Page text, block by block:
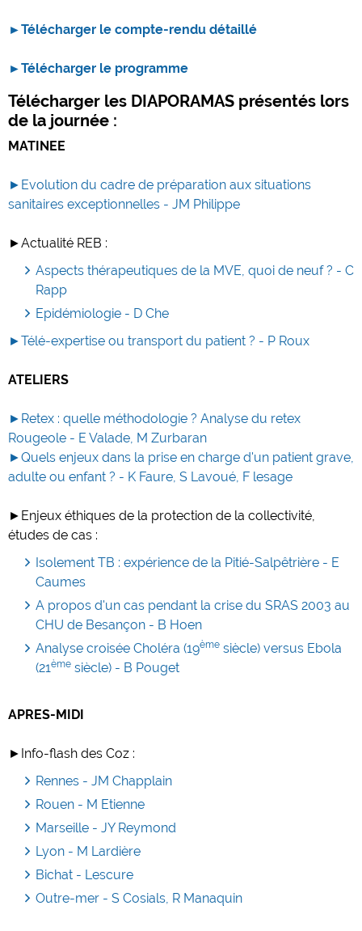
►Télécharger le compte-rendu détaillé
►Télécharger le programme
Télécharger les DIAPORAMAS présentés lors
de la journée :
MATINEE
►Evolution du cadre de préparation aux situations
sanitaires exceptionnelles - JM Philippe
►Actualité REB :
Aspects thérapeutiques de la MVE, quoi de neuf ? - C
Rapp
Epidémiologie - D Che
►Télé-expertise ou transport du patient ? - P Roux
ATELIERS
►Retex : quelle méthodologie ? Analyse du retex
Rougeole - E Valade, M Zurbaran
►Quels enjeux dans la prise en charge d'un patient grave,
adulte ou enfant ? - K Faure, S Lavoué, F lesage
►Enjeux éthiques de la protection de la collectivité,
études de cas :
Isolement TB : expérience de la Pitié-Salpêtrière - E
Caumes
A propos d'un cas pendant la crise du SRAS 2003 au
CHU de Besançon - B Hoen
Analyse croisée Choléra (19ème siècle) versus Ebola
(21ème siècle) - B Pouget
APRES-MIDI
►Info-flash des Coz :
Rennes - JM Chapplain
Rouen - M Etienne
Marseille - JY Reymond
Lyon - M Lardière
Bichat - Lescure
Outre-mer - S Cosials, R Manaquin